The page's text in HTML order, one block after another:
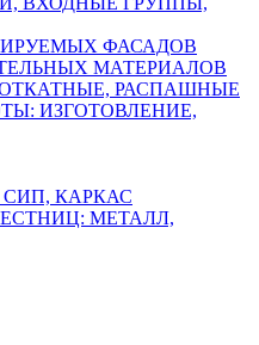
ФАСАДОВ
МАТЕРИАЛОВ
РАСПАШНЫЕ
ИЗГОТОВЛЕНИЕ,
КАРКАС
МЕТАЛЛ,